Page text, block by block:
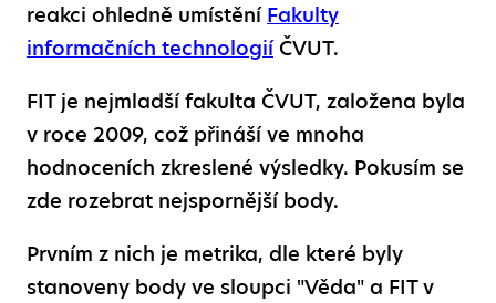
reakci ohledně umístění Fakulty
informačních technologiíČVUT.
FIT je nejmladší fakulta ČVUT, založena byla
v roce 2009, což přináší ve mnoha
hodnoceních zkreslené výsledky. Pokusím se
zde rozebrat nejspornější body.
Prvním z nich je metrika, dle které byly
stanoveny body ve sloupci "Věda" a FIT v